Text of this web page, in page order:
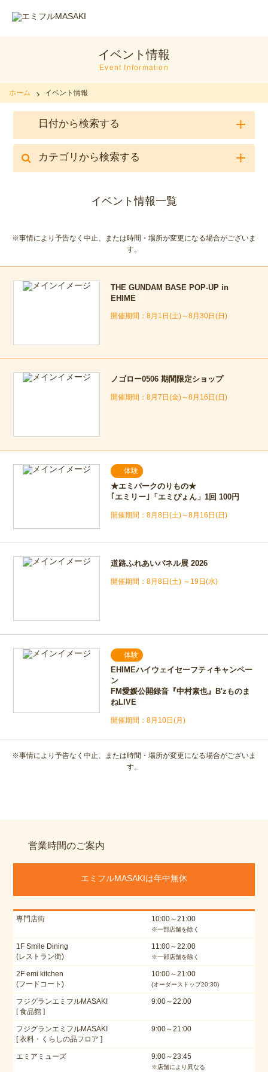
イベント情報
Event Information
ホーム イベント情報
日付から検索する
カテゴリから検索する
イベント情報一覧
※事情により予告なく中止、または時間・場所が変更になる場合がございま
す。
THE GUNDAM BASE POP-UP in
EHIME
8月1日(土)～8月30日(日)
ノゴロー0506 期間限定ショップ
8月7日(金)～8月16日(日)
体験
★エミパークのりもの★
｢エミリー｣「エミぴょん」1回 100円
8月8日(土)～8月16日(日)
道路ふれあいパネル展 2026
8月8日(土) ～19日(水)
体験
EHIMEハイウェイセーフティキャンペー
ン
FM愛媛公開録音『中村素也』B'zものま
ねLIVE
8月10日(月)
※事情により予告なく中止、または時間・場所が変更になる場合がございま
す。
営業時間のご案内
エミフルMASAKIは年中無休
専門店街 10:00～21:00
※一部店舗を除く
1F Smile Dining
(レストラン街)
11:00～22:00
※一部店舗を除く
2F emi kitchen
(フードコート)
10:00～21:00
(オーダーストップ20:30)
フジグランエミフルMASAKI
[ 食品館 ]
9:00～22:00
フジグランエミフルMASAKI
[ 衣料・くらしの品フロア ]
9:00～21:00
エミアミューズ 9:00～23:45
※店舗により異なる